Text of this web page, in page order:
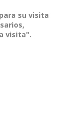
su visita
visita".